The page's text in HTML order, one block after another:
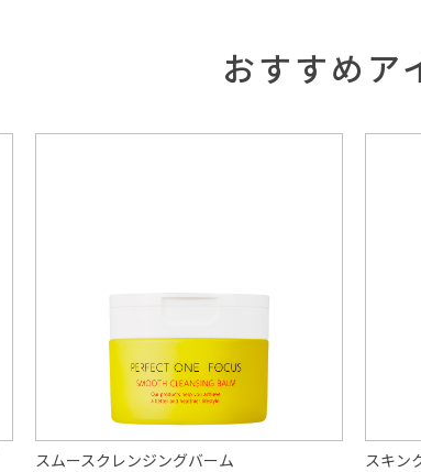
おすすめア
スムースクレンジングバーム
スキン